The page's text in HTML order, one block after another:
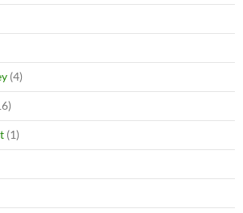
(4)
(1)